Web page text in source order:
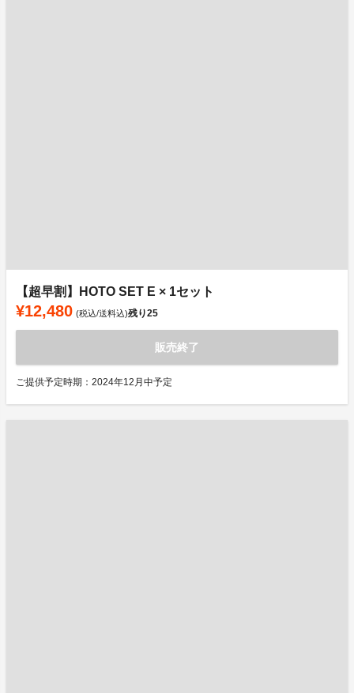
【超早割】HOTO SET E × 1セット
¥12,480 (税込/送料込)残り25
販売終了
ご提供予定時期：2024年12月中予定